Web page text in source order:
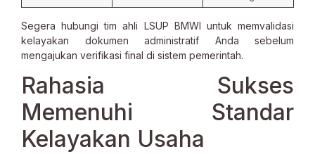
Segera hubungi tim ahli LSUP BMWI untuk memvalidasi
kelayakan dokumen administratif Anda sebelum
mengajukan verifikasi final di sistem pemerintah.
Rahasia Sukses
Memenuhi Standar
Kelayakan Usaha